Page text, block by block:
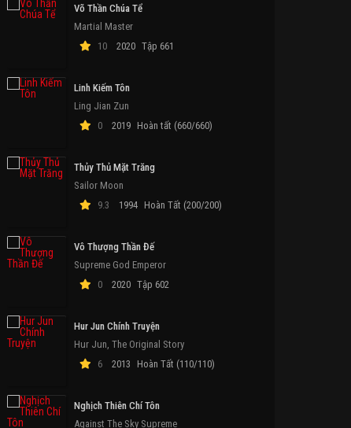
Võ Thần Chúa Tể
Martial Master
10
2020 Tập 661
Linh Kiếm Tôn
Ling Jian Zun
0
2019 Hoàn tất (660/660)
Thủy Thủ Mặt Trăng
Sailor Moon
9.3
1994 Hoàn Tất (200/200)
Vô Thượng Thần Đế
Supreme God Emperor
0
2020 Tập 602
Hur Jun Chính Truyện
Hur Jun, The Original Story
6
2013 Hoàn Tất (110/110)
Nghịch Thiên Chí Tôn
Against The Sky Supreme